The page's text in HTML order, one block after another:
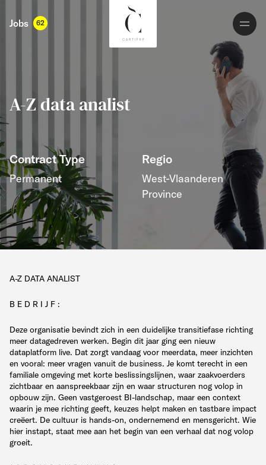
Jobs 62
A-Z data analist
Contract Type
Permanent
Regio
West-Vlaanderen
Province
A-Z DATA ANALIST
B E D R I J F :
Deze organisatie bevindt zich in een duidelijke transitiefase richting
meer datagedreven werken. Begin dit jaar ging een nieuw
dataplatform live. Dat zorgt vandaag voor meerdata, meer inzichten
en vooral: meer vragen vanuit de business. Je komt terecht in een
familiale omgeving met korte beslissingslijnen, waar zaakvoerders
zichtbaar en aanspreekbaar zijn en waar structuren nog volop in
opbouw zijn. Geen vastgeroest BI-landschap, maar een context
waarin je mee richting geeft, keuzes helpt maken en tastbare impact
creëert. De cultuur is hands-on, ondernemend en mensgericht. Wie
hier instapt, staat mee aan het begin van een verhaal dat nog volop
groeit.